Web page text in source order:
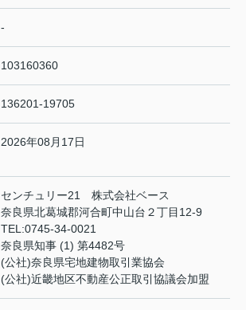
-
103160360
136201-19705
2026年08月17日
センチュリー21 株式会社ベース
奈良県北葛城郡河合町中山台２丁目12-9
TEL:0745-34-0021
奈良県知事 (1) 第4482号
(公社)奈良県宅地建物取引業協会
(公社)近畿地区不動産公正取引協議会加盟